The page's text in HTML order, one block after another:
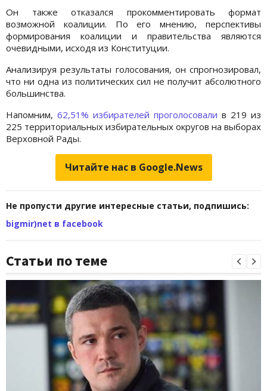
Он также отказался прокомментировать формат
возможной коалиции. По его мнению, перспективы
формирования коалиции и правительства являются
очевидными, исходя из Конституции.
Анализируя результаты голосования, он спрогнозировал,
что ни одна из политических сил не получит абсолютного
большинства.
Напомним, 62,51% избирателей проголосовали в 219 из
225 территориальных избирательных округов на выборах
Верховной Рады.
Читайте нас в Google.News
Не пропусти другие интересные статьи, подпишись:
bigmir)net в facebook
Статьи по теме